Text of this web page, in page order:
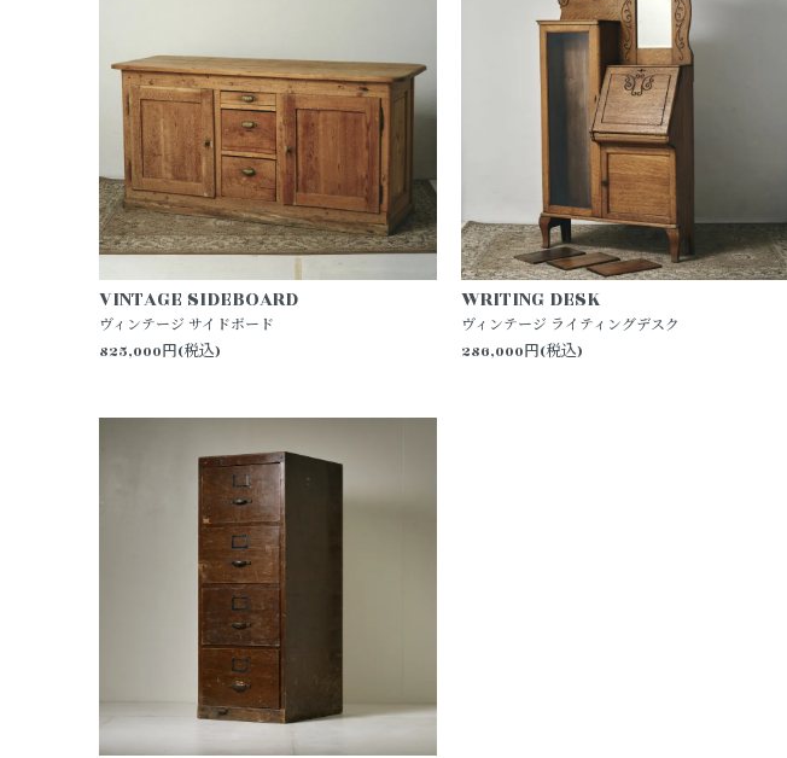
VINTAGE SIDEBOARD
ヴィンテージ サイドボード
825,000円(税込)
WRITING DESK
ヴィンテージ ライティングデスク
286,000円(税込)